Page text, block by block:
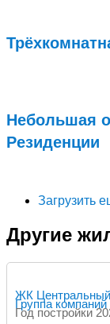
Небольшая
Резиденции
Загрузить
Другие
ЖК
Группа
Год постройки